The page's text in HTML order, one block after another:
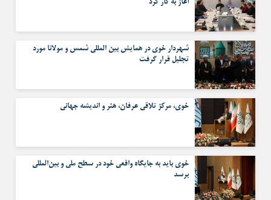
آپارات
اپلیکیشن
مرا به خاطر بسپار
آغاز به کار کرد
شهردار خوی در همایش بین المللی شمس و مولانا مورد
تجلیل قرار گرفت
خوی، مرکز تلاقی عرفان، هنر و اندیشه جهانی
خوی باید به جایگاه واقعی خود در سطح ملی و بین‌المللی
برسد